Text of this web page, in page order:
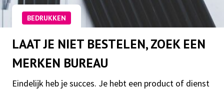
BEDRUKKEN
LAAT JE NIET BESTELEN, ZOEK EEN
MERKEN BUREAU
Eindelijk heb je succes. Je hebt een product of dienst